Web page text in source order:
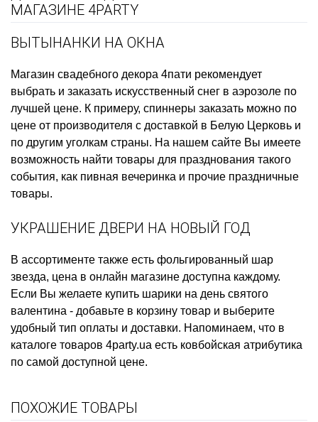
МАГАЗИНЕ 4PARTY
ВЫТЫНАНКИ НА ОКНА
Магазин свадебного декора 4пати рекомендует
выбрать и заказать искусственный снег в аэрозоле по
лучшей цене. К примеру, спиннеры заказать можно по
цене от производителя с доставкой в Белую Церковь и
по другим уголкам страны. На нашем сайте Вы имеете
возможность найти товары для празднования такого
события, как пивная вечеринка и прочие праздничные
товары.
УКРАШЕНИЕ ДВЕРИ НА НОВЫЙ ГОД
В ассортименте также есть фольгированный шар
звезда, цена в онлайн магазине доступна каждому.
Если Вы желаете купить шарики на день святого
валентина - добавьте в корзину товар и выберите
удобный тип оплаты и доставки. Напоминаем, что в
каталоге товаров 4party.ua есть ковбойская атрибутика
по самой доступной цене.
ПОХОЖИЕ ТОВАРЫ